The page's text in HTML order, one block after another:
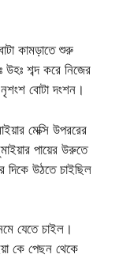
কামড়াতে শুরু
শব্দ করে নিজের
বোটা দংশন।
মেক্সি উপররের
পায়ের উরুতে
দিকে উঠতে চাইছিল
যেতে চাইল।
কে পেছন থেকে